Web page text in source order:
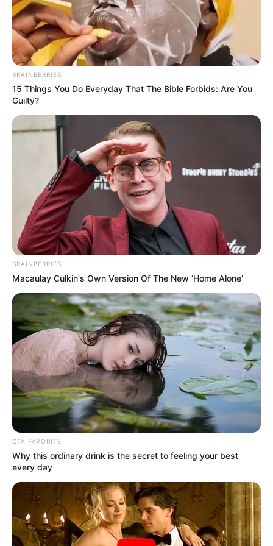
ΔΗΜΟΦΙΛΗ ΑΡΘΡΑ
Η Ρωσία κινητοποίησε το πυρηνικό
υποβρύχιο «K-329 Belgorod» για να
δοκιμάσει την...
Δευτέρα, 3 Οκτωβρίου 2022, 12:38
Η Ρωσία κινητοποίησε το πυρηνικό...
ΕΠΙΚΟΙΝΩΝΙΑ ΑΝΩΘΕΝ. ΠΩΣ
ΑΡΧΑΡΙΟΥΣ ΑΛΛΑ ΚΑΙ
ΣΥΜΒΟΥΛΕΣ ΓΙΑ
ΠΡΟΧΩΡΗΜΕΝΟΥΣ.
σύμφωνα με...
BRAINBERRIES
15 Things You Do Everyday That The Bible Forbids: Are You
Guilty?
BRAINBERRIES
Macaulay Culkin's Own Version Of The New ‘Home Alone’
CTA FAVORITE
Why this ordinary drink is the secret to feeling your best
every day